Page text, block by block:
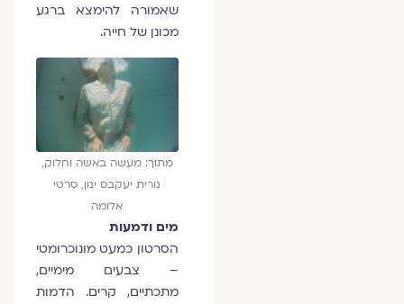
שאמורה להימצא ברגע
מכונן של חייה.
מתוך: מעשה באשה וחלוק,
נורית יעקבס ינון, סרטי
אלומה
מים ודמעות
הסרטון כמעט מונוכרומטי
– צבעים מימיים,
מתכתיים, קרים. הדמות